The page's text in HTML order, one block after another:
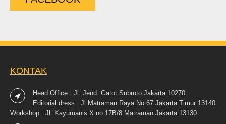
KONTAK
Head Office : Jl. Jend. Gatot Subroto Jakarta 10270.
Editorial dress : Jl Matraman Raya No.67 Jakarta Timur 13140
Workshop : Jl. Kayumanis X no.17B/8 Matraman Jakarta 13130